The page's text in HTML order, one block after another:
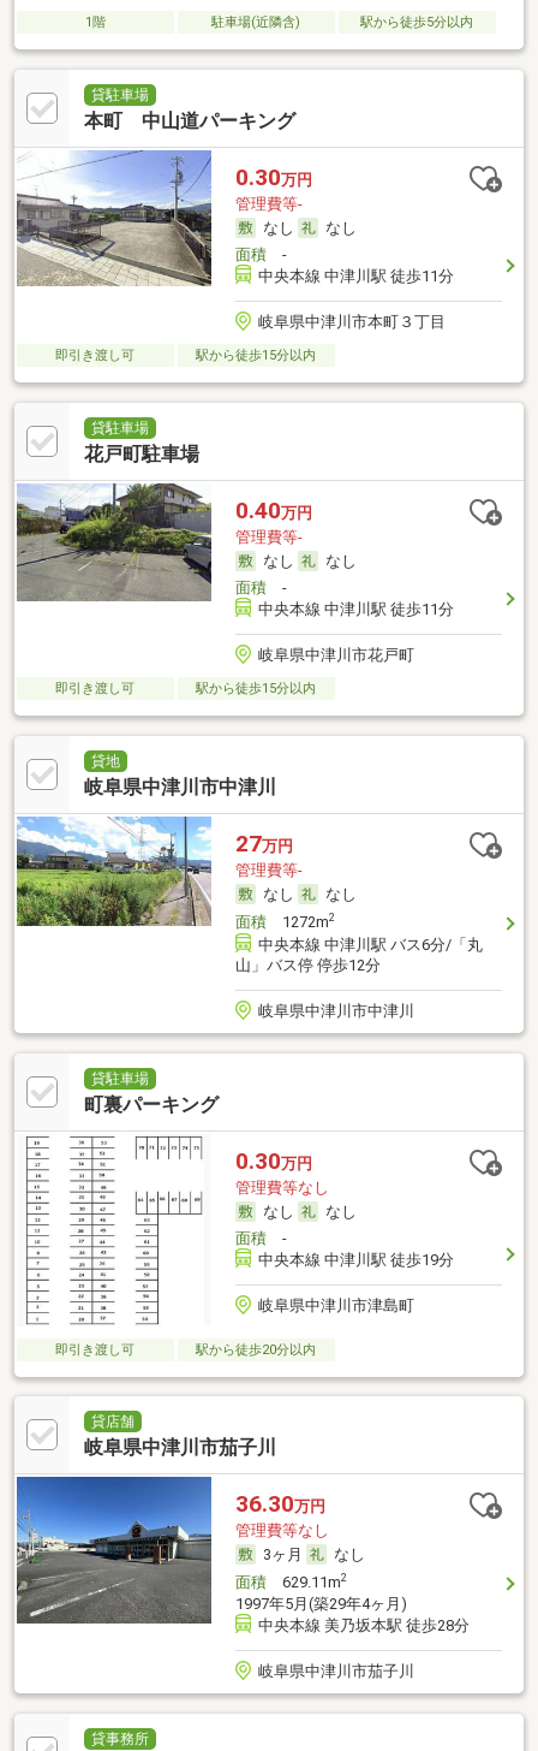
1階 駐車場(近隣含) 駅から徒歩5分以内
貸駐車場
本町 中山道パーキング
0.30万円
管理費等-
なし
なし
面積-
中央本線 中津川駅 徒歩11分
岐阜県中津川市本町３丁目
即引き渡し可 駅から徒歩15分以内
貸駐車場
花戸町駐車場
0.40万円
管理費等-
なし
なし
面積-
中央本線 中津川駅 徒歩11分
岐阜県中津川市花戸町
即引き渡し可 駅から徒歩15分以内
貸地
岐阜県中津川市中津川
27万円
管理費等-
なし
なし
面積1272m2
中央本線 中津川駅 バス6分/「丸
山」バス停 停歩12分
岐阜県中津川市中津川
貸駐車場
町裏パーキング
0.30万円
管理費等なし
なし
なし
面積-
中央本線 中津川駅 徒歩19分
岐阜県中津川市津島町
即引き渡し可 駅から徒歩20分以内
貸店舗
岐阜県中津川市茄子川
36.30万円
管理費等なし
3ヶ月
なし
面積629.11m2
1997年5月(築29年4ヶ月)
中央本線 美乃坂本駅 徒歩28分
岐阜県中津川市茄子川
貸事務所